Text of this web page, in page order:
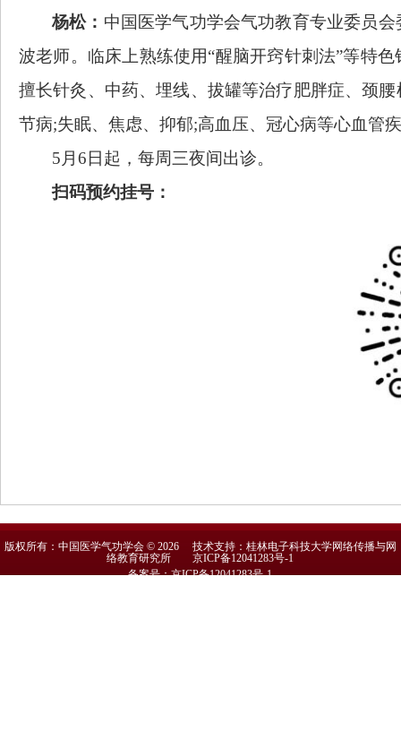
杨松： 中国医学气功学会气功教育专业委员
波老师。临床上熟练使用“醒脑开窍针刺法”等特
擅长针灸、中药、埋线、拔罐等治疗肥胖症、颈
节病;失眠、焦虑、抑郁;高血压、冠心病等心血管
5月6日起，每周三夜间出诊。
扫码预约挂号：
版权所有：中国医学气功学会 © 2026 技术支持：桂林电子科技大学网络传播与网
络教育研究所京ICP备12041283号-1
备案号：京ICP备12041283号-1